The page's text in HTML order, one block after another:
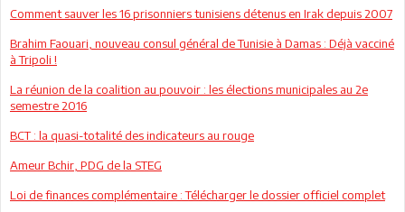
Comment sauver les 16 prisonniers tunisiens détenus en Irak depuis 2007
Brahim Faouari, nouveau consul général de Tunisie à Damas : Déjà vacciné
à Tripoli !
La réunion de la coalition au pouvoir : les élections municipales au 2e
semestre 2016
BCT : la quasi-totalité des indicateurs au rouge
Ameur Bchir, PDG de la STEG
Loi de finances complémentaire : Télécharger le dossier officiel complet